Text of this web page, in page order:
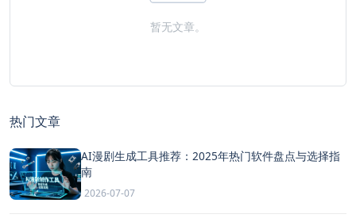
暂无文章。
热门文章
AI漫剧生成工具推荐：2025年热门软件盘点与选择指
南
2026-07-07